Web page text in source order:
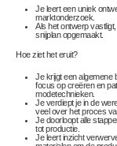
Je leert een uniek
marktonderzoek.
Als het ontwerp
snijplan opgemaakt.
Hoe ziet het eruit?
Je krijgt eenalgemene
focus opcreërenen
modetechnieken.
Je verdiept je in de
veel over het proces
Je doorloopt alle
tot productie.
Je leert inzicht